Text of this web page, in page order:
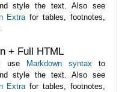
style the text. Also see
Extrafor tables, footnotes,
+ Full HTML
use Markdown syntax to
style the text. Also see
Extra for tables, footnotes,